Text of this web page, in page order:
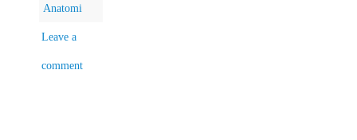
Anatomi
Leave a
comment